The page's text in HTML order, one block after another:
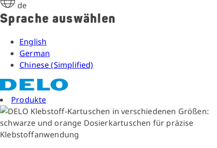
de
Sprache auswählen
English
German
Chinese (Simplified)
Produkte